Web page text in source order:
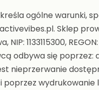
ogólne warunki,
Sklep
NIP: 1133115300,
odbywa się
nieprzerwanie
wydrukowanie